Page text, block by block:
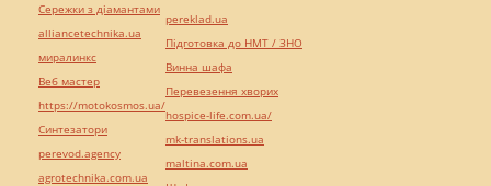
Сережки з діамантами
alliancetechnika.ua
миралинкс
Веб мастер
https://motokosmos.ua/
Синтезатори
perevod.agency
agrotechnika.com.ua
pereklad.ua
Підготовка до НМТ / ЗНО
Винна шафа
Перевезення хворих
hospice-life.com.ua/
mk-translations.ua
maltina.com.ua